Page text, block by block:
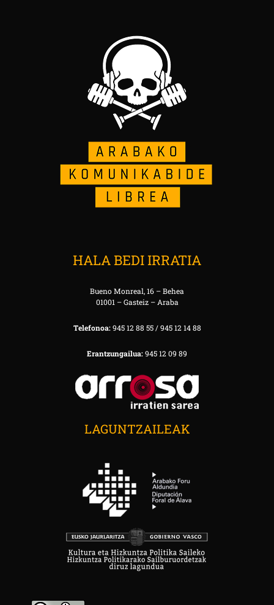
HALA BEDI IRRATIA
Bueno Monreal, 16 – Behea
01001 – Gasteiz – Araba
Telefonoa:945 12 88 55 / 945 12 14 88
Erantzungailua:945 12 09 89
LAGUNTZAILEAK